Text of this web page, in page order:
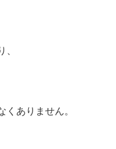
、
くありません。